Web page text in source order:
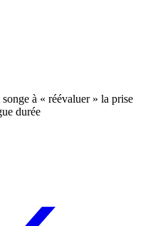
à « réévaluer » la prise
durée